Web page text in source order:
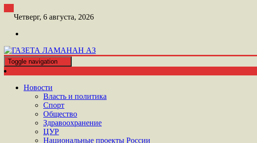
Четверг, 6 августа, 2026
ГАЗЕТА ЛАМАНАН АЗ
ШАТОЙСКАЯ ГАЗЕТА ЛАМАНАН АЗ
Toggle navigation
Новости
Власть и политика
Спорт
Общество
Здравоохранение
ЦУР
Национальные проекты России